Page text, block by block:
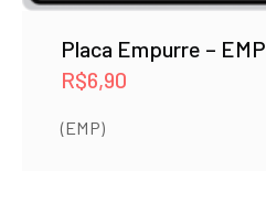
Placa Empurre – EMP
R$6,90
(EMP)